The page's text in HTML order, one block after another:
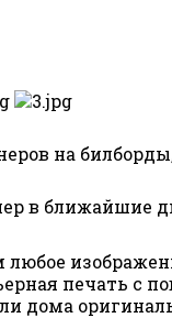
на
в ближайшие
любое
печать с
дома